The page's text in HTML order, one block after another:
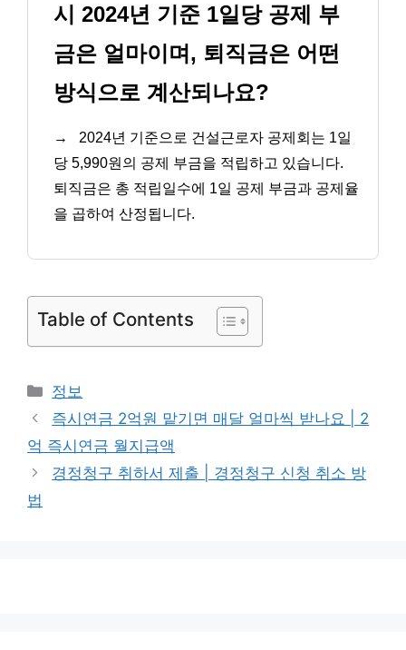
시 2024년 기준 1일당 공제 부
금은 얼마이며, 퇴직금은 어떤
방식으로 계산되나요?
→
2024년 기준으로 건설근로자 공제회는 1일
당 5,990원의 공제 부금을 적립하고 있습니다.
퇴직금은 총 적립일수에 1일 공제 부금과 공제율
을 곱하여 산정됩니다.
Table of Contents
카
테
고
리
정보
즉시연금 2억원 맡기면 매달 얼마씩 받나요 | 2
억 즉시연금 월지급액
경정청구 취하서 제출 | 경정청구 신청 취소 방
법